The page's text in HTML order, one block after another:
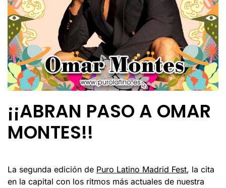
¡¡ABRAN PASO A OMAR
MONTES!!
La segunda edición de Puro Latino Madrid Fest, la cita
en la capital con los ritmos más actuales de nuestra